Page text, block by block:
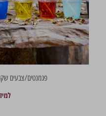
פגמנטים/צבעים